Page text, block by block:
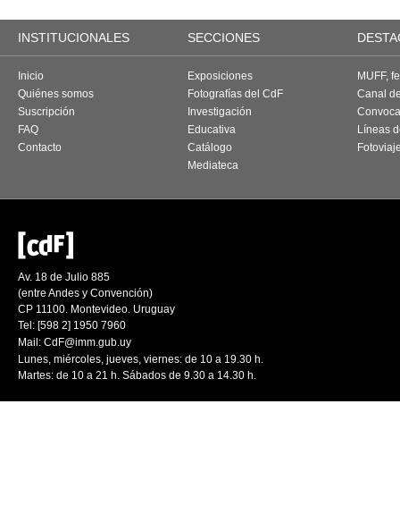
INSTITUCIONALES SECCIONES
Inicio
Quiénes somos
Suscripción
FAQ
Contacto
Exposiciones
Fotografías del CdF
Investigación
Educativa
Catálogo
Mediateca
MUFF,
Canal
Líneas
Av. 18 de Julio 885
(entre Andes y Convención)
CP 11100. Montevideo. Uruguay
Tel: [598 2] 1950 7960
Mail: CdF@imm.gub.uy
Lunes, miércoles, jueves, viernes: de 10 a 19.30 h.
Martes: de 10 a 21 h. Sábados de 9.30 a 14.30 h.